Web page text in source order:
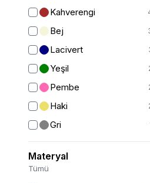
Mont
Kız Çocuk Elbise
Kız Çocuk Giyim
Panço
Kaban
Tam Kapalı Mayo
Yarım Kapalı Mayo
Kız Çocuk Takım
Kız Çocuk Etek
Kahverengi
Bej
Lacivert
Yeşil
Pembe
Haki
Gri
Bordo
Mor
Materyal
Tümü